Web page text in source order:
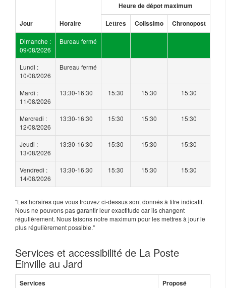
Jour Horaire
Heure de dépot maximum
Lettres Colissimo Chronopost
Dimanche :
09/08/2026
Bureau fermé
Lundi :
10/08/2026
Bureau fermé
Mardi :
11/08/2026
13:30-16:30 15:30 15:30 15:30
Mercredi :
12/08/2026
13:30-16:30 15:30 15:30 15:30
Jeudi :
13/08/2026
13:30-16:30 15:30 15:30 15:30
Vendredi :
14/08/2026
13:30-16:30 15:30 15:30 15:30
"Les horaires que vous trouvez ci-dessus sont donnés à titre indicatif.
Nous ne pouvons pas garantir leur exactitude car ils changent
régulièrement. Nous faisons notre maximum pour les mettres à jour le
plus régulièrement possible."
Services et accessibilité de La Poste
Einville au Jard
Services Proposé